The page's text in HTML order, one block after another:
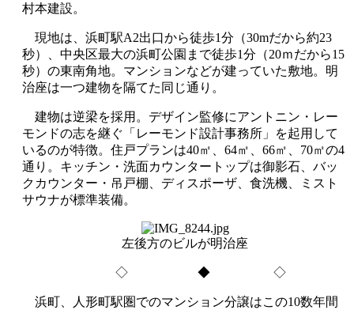
村本建設。
現地は、浜町駅A2出口から徒歩1分（30mだから約23
秒）、中央区最大の浜町公園まで徒歩1分（20ｍだから15
秒）の東南角地。マンションなどが建っていた敷地。明
治座は一つ建物を隔てた同じ通り。
建物は逆梁を採用。デザイン監修にアントニン・レー
モンドの志を継ぐ「レーモンド設計事務所」を起用して
いるのが特徴。住戸プランは40㎡、64㎡、66㎡、70㎡の4
通り。キッチン・洗面カウンタートップは御影石、バッ
クカウンター・吊戸棚、ディスポーザ、食洗機、ミスト
サウナが標準装備。
左後方のビルが明治座
◇ ◆ ◇
浜町、人形町駅圏でのマンション分譲はこの10数年間